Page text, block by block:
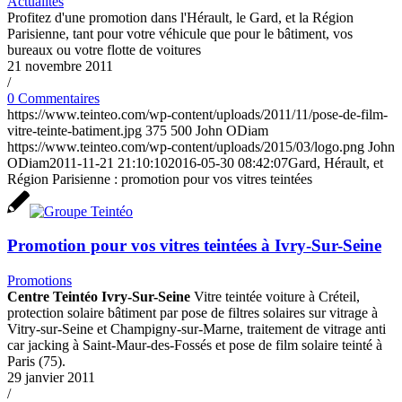
Profitez d'une promotion dans l'Hérault, le Gard, et la Région
Parisienne, tant pour votre véhicule que pour le bâtiment, vos
bureaux ou votre flotte de voitures
21 novembre 2011
/
0 Commentaires
https://www.teinteo.com/wp-content/uploads/2011/11/pose-de-film-
vitre-teinte-batiment.jpg 375 500 John ODiam
https://www.teinteo.com/wp-content/uploads/2015/03/logo.png John
ODiam2011-11-21 21:10:102016-05-30 08:42:07Gard, Hérault, et
Région Parisienne : promotion pour vos vitres teintées
Promotion pour vos vitres teintées à Ivry-Sur-Seine
Promotions
Centre Teintéo Ivry-Sur-Seine Vitre teintée voiture à Créteil,
protection solaire bâtiment par pose de filtres solaires sur vitrage à
Vitry-sur-Seine et Champigny-sur-Marne, traitement de vitrage anti
car jacking à Saint-Maur-des-Fossés et pose de film solaire teinté à
Paris (75).
29 janvier 2011
/